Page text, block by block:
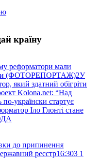
країну
реформатори мали
(ФОТОРЕПОРТАЖ)2У
який здатний обігріти
Kolona.net: “Над
українски стартує
Іло Глонті стане
до припинення
реєстр16:30З 1